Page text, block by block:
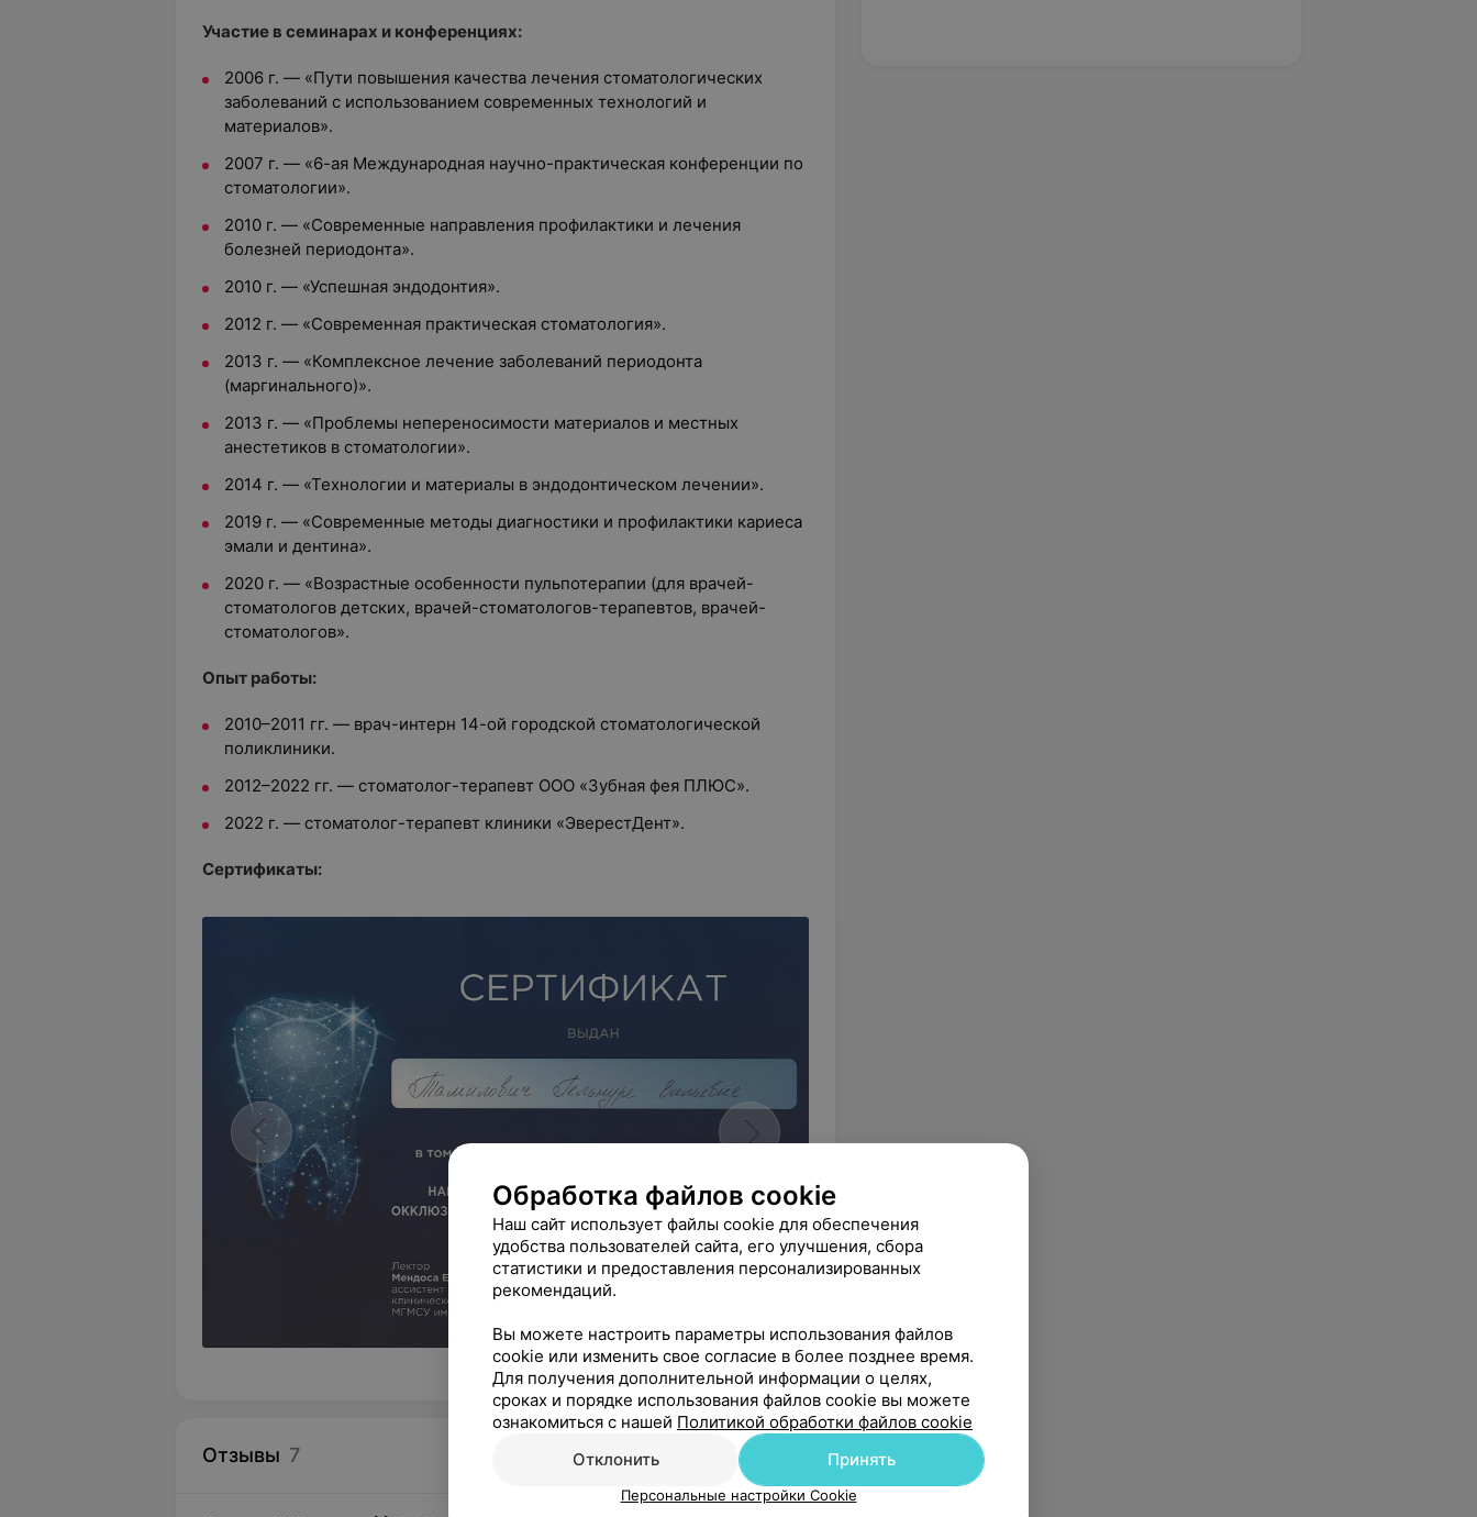
Участие в семинарах и конференциях:
2006 г. — «Пути повышения качества лечения стоматологических
заболеваний с использованием современных технологий и
материалов».
2007 г. — «6-ая Международная научно-практическая конференции по
стоматологии».
2010 г. — «Современные направления профилактики и лечения
болезней периодонта».
2010 г. — «Успешная эндодонтия».
2012 г. — «Современная практическая стоматология».
2013 г. — «Комплексное лечение заболеваний периодонта
(маргинального)».
2013 г. — «Проблемы непереносимости материалов и местных
анестетиков в стоматологии».
2014 г. — «Технологии и материалы в эндодонтическом лечении».
2019 г. — «Современные методы диагностики и профилактики кариеса
эмали и дентина».
2020 г. — «Возрастные особенности пульпотерапии (для врачей-
стоматологов детских, врачей-стоматологов-терапевтов, врачей-
стоматологов».
Опыт работы:
2010–2011 гг. — врач-интерн 14-ой городской стоматологической
поликлиники.
2012–2022 гг. — стоматолог-терапевт ООО «Зубная фея ПЛЮС».
2022 г. — стоматолог-терапевт клиники «ЭверестДент».
Сертификаты:
Отзывы 7 ЭверестДент, ул. Г. Ширмы, 7
Обработка файлов cookie
Наш сайт использует файлы cookie для обеспечения
удобства пользователей сайта, его улучшения, сбора
статистики и предоставления персонализированных
рекомендаций.
Вы можете настроить параметры использования файлов
cookie или изменить свое согласие в более позднее время.
Для получения дополнительной информации о целях,
сроках и порядке использования файлов cookie вы можете
ознакомиться с нашей Политикой обработки файлов cookie
Отклонить
Принять
Персональные настройки Cookie